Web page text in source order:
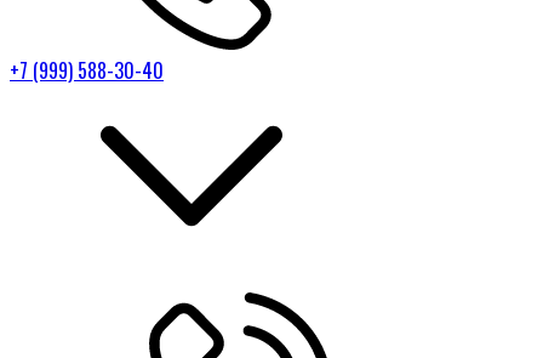
+7 (999) 588-30-40